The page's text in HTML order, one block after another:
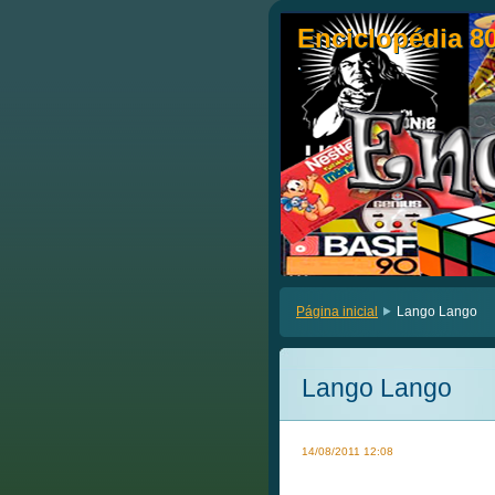
Enciclopédia
Enciclopédia
.
.
Página inicial Lango Lango
Lango Lango
14/08/2011 12:08